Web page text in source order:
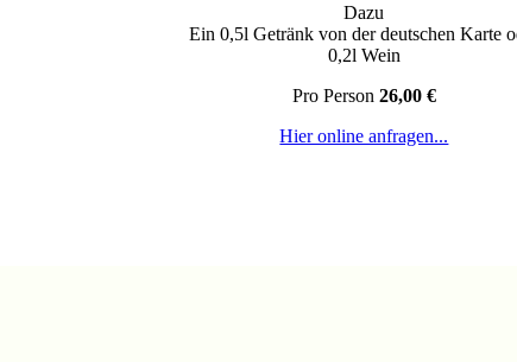
Dazu
Ein 0,5l Getränk von der deutschen Karte
0,2l Wein
Pro Person 26,00 €
Hier online anfragen...